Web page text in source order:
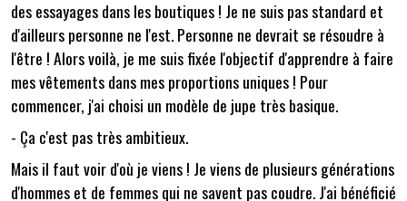
des essayages dans les boutiques ! Je ne suis pas standard et
d'ailleurs personne ne l'est. Personne ne devrait se résoudre à
l'être ! Alors voilà, je me suis fixée l'objectif d'apprendre à faire
mes vêtements dans mes proportions uniques ! Pour
commencer, j'ai choisi un modèle de jupe très basique.
- Ça c'est pas très ambitieux.
Mais il faut voir d'où je viens ! Je viens de plusieurs générations
d'hommes et de femmes qui ne savent pas coudre. J'ai bénéficié